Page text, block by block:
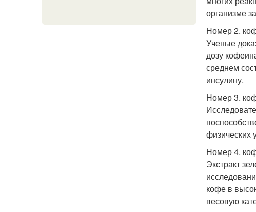
организме
Номер 2.
Ученые
дозу
среднем
инсулину.
Номер 3.
физических
Номер 4.
Экстракт
кофе в
весовую